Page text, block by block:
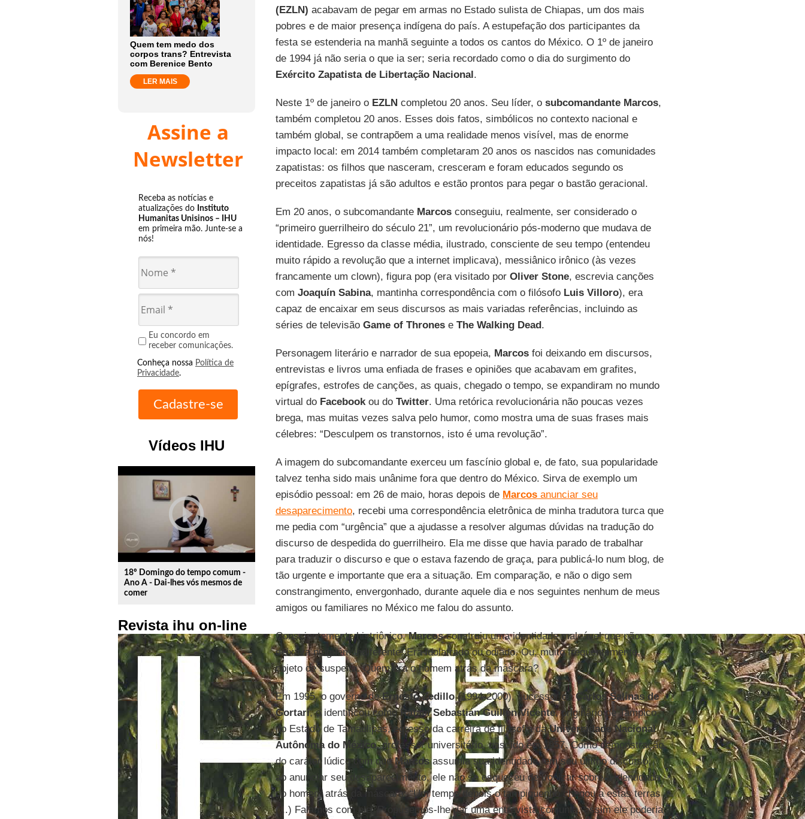
Quem tem medo dos
corpos trans? Entrevista
com Berenice Bento
LER MAIS
Assine a
Newsletter
Receba as notícias e
atualizações do Instituto
Humanitas Unisinos – IHU
em primeira mão. Junte-se a
nós!
Eu concordo em
receber comunicações.
Conheça nossa Política de
Privacidade.
Vídeos IHU
play_circle_outline
18º Domingo do tempo comum -
Ano A - Dai-lhes vós mesmos de
comer
Revista ihu on-line
(EZLN) acabavam de pegar em armas no Estado sulista de Chiapas, um dos mais
pobres e de maior presença indígena do país. A estupefação dos participantes da
festa se estenderia na manhã seguinte a todos os cantos do México. O 1º de janeiro
de 1994 já não seria o que ia ser; seria recordado como o dia do surgimento do
Exército Zapatista de Libertação Nacional.
Neste 1º de janeiro o EZLNcompletou 20 anos. Seu líder, o subcomandante Marcos,
também completou 20 anos. Esses dois fatos, simbólicos no contexto nacional e
também global, se contrapõem a uma realidade menos visível, mas de enorme
impacto local: em 2014 também completaram 20 anos os nascidos nas comunidades
zapatistas: os filhos que nasceram, cresceram e foram educados segundo os
preceitos zapatistas já são adultos e estão prontos para pegar o bastão geracional.
Em 20 anos, o subcomandante Marcosconseguiu, realmente, ser considerado o
“primeiro guerrilheiro do século 21”, um revolucionário pós-moderno que mudava de
identidade. Egresso da classe média, ilustrado, consciente de seu tempo (entendeu
muito rápido a revolução que a internet implicava), messiânico irônico (às vezes
francamente um clown), figura pop (era visitado porOliver Stone, escrevia canções
com Joaquín Sabina, mantinha correspondência com o filósofo Luis Villoro), era
capaz de encaixar em seus discursos as mais variadas referências, incluindo as
séries de televisão Game of Thronese The Walking Dead.
Personagem literário e narrador de sua epopeia, Marcosfoi deixando em discursos,
entrevistas e livros uma enfiada de frases e opiniões que acabavam em grafites,
epígrafes, estrofes de canções, as quais, chegado o tempo, se expandiram no mundo
virtual do Facebookou do Twitter. Uma retórica revolucionária não poucas vezes
brega, mas muitas vezes salva pelo humor, como mostra uma de suas frases mais
célebres: “Desculpem os transtornos, isto é uma revolução”.
A imagem do subcomandante exerceu um fascínio global e, de fato, sua popularidade
talvez tenha sido mais unânime fora que dentro do México. Sirva de exemplo um
episódio pessoal: em 26 de maio, horas depois de Marcosanunciar seu
desaparecimento, recebi uma correspondência eletrônica de minha tradutora turca que
me pedia com “urgência” que a ajudasse a resolver algumas dúvidas na tradução do
discurso de despedida do guerrilheiro. Ela me disse que havia parado de trabalhar
para traduzir o discurso e que o estava fazendo de graça, para publicá-lo num blog, de
tão urgente e importante que era a situação. Em comparação, e não o digo sem
constrangimento, envergonhado, durante aquele dia e nos seguintes nenhum de meus
amigos ou familiares no México me falou do assunto.
Conscientemente histriônico,Marcosconstruiu uma identidade maleável que não
deixava ninguém indiferente. Era idolatrado ou odiado. Ou, muito frequentemente,
objeto de suspeita. Quem era o homem atrás da máscara?
Em 1995, o governo deErnesto Zedillo(1994-2000), sucessor deCarlos Salinas de
Gortari, o identificou comoRafael Sebastián Guillén Vicente, originário de Tampico,
no Estado de Tamaulipas, egresso da carreira de filosofia daUniversidade Nacional
Autônoma do México, professor universitário, nascido em 1957. Como demonstração
do caráter lúdico com queMarcosassumia sua identidade, em seu último discurso,
ao anunciar seu desaparecimento, ele não se esqueceu de ironizar sobre a identidade
do homem atrás da máscara: “Um tempo depois o tampiquenho chegou a estas terras
(...) Falamos com ele. Propusemos-lhe dar uma entrevista conjunta, assim ele poderia